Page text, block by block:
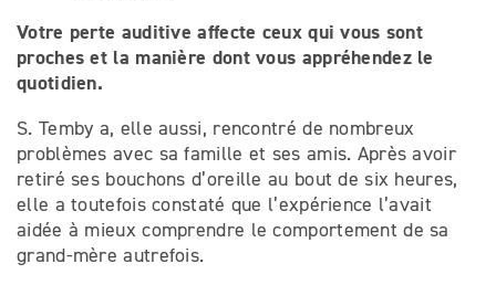
Votre perte auditive affecte ceux qui vous sont
proches et la manière dont vous appréhendez le
quotidien.
S. Temby a, elle aussi, rencontré de nombreux
problèmes avec sa famille et ses amis. Après avoir
retiré ses bouchons d’oreille au bout de six heures,
elle a toutefois constaté que l’expérience l’avait
aidée à mieux comprendre le comportement de sa
grand-mère autrefois.